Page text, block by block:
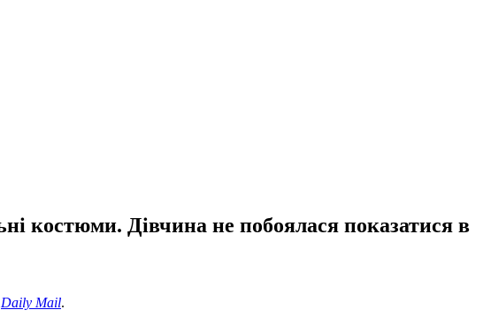
костюми. Дівчина не побоялася показатися в
Daily Mail.